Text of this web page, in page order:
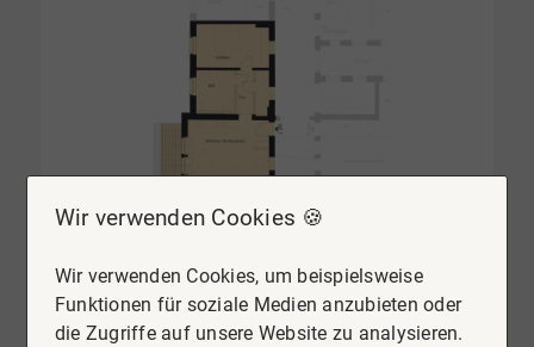
Wir verwenden Cookies 🍪
Wir verwenden Cookies, um beispielsweise
Funktionen für soziale Medien anzubieten oder
die Zugriffe auf unsere Website zu analysieren.